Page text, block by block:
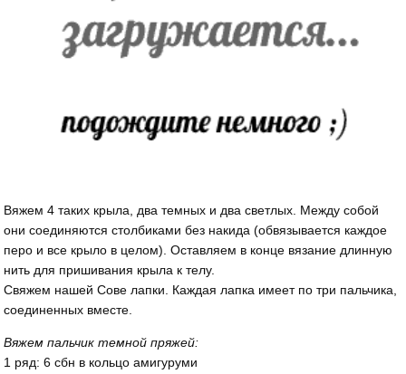
Вяжем 4 таких крыла, два темных и два светлых. Между собой
они соединяются столбиками без накида (обвязывается каждое
перо и все крыло в целом). Оставляем в конце вязание длинную
нить для пришивания крыла к телу.
Свяжем нашей Сове лапки. Каждая лапка имеет по три пальчика,
соединенных вместе.
Вяжем пальчик темной пряжей:
1 ряд: 6 сбн в кольцо амигуруми